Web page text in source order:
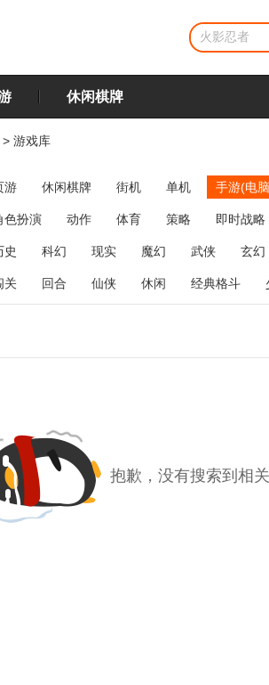
休闲棋牌
> 游戏库
游 休闲棋牌 街机 单机 手游(电
色扮演 动作 体育 策略
即时战略
爱 第三人称射击 棋类 牌类 麻将
史 科幻 现实 魔幻 武侠 玄幻
关 回合 仙侠 休闲 经典格斗
抱歉，没有搜索到相